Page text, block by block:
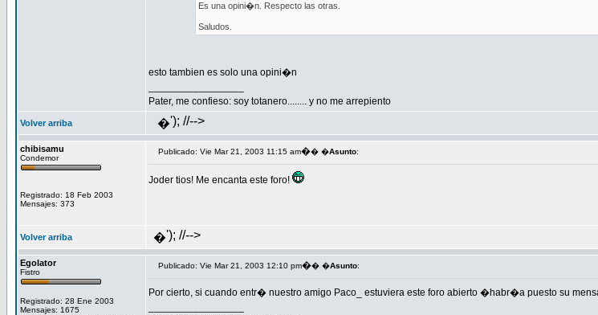
Es una opini�n. Respecto las otras.
Saludos.
esto tambien es solo una opini�n
Pater, me confieso: soy totanero........ y no me arrepiento
Volver arriba �'); //-->
chibisamu
Condemor
Registrado: 18 Feb 2003
Mensajes: 373
Publicado: Vie Mar 21, 2003 11:15 am�� �Asunto:
Joder tios! Me encanta este foro!
Volver arriba �'); //-->
Egolator
Fistro
Registrado: 28 Ene 2003
Mensajes: 1675
Publicado: Vie Mar 21, 2003 12:10 pm�� �Asunto:
Por cierto, si cuando entr� nuestro amigo Paco_ estuviera este foro abierto �habr�a puesto su